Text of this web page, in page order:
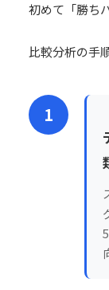
初めて「勝ち
比較分析の手
1